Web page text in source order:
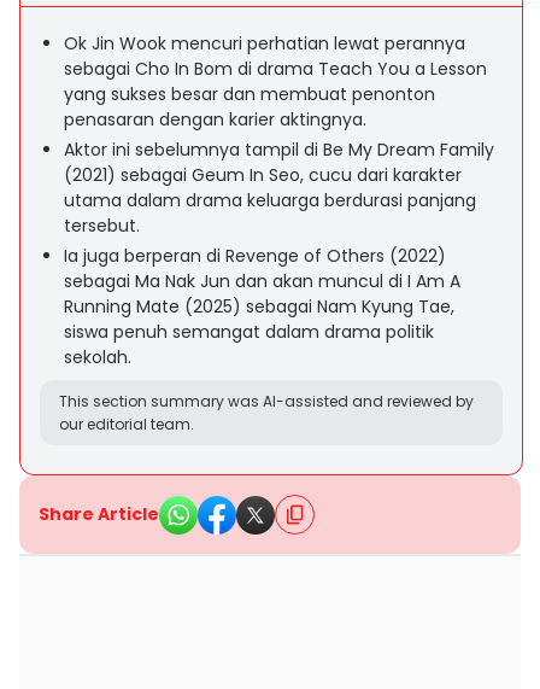
Ok Jin Wook mencuri perhatian lewat perannya
sebagai Cho In Bom di drama Teach You a Lesson
yang sukses besar dan membuat penonton
penasaran dengan karier aktingnya.
Aktor ini sebelumnya tampil di Be My Dream Family
(2021) sebagai Geum In Seo, cucu dari karakter
utama dalam drama keluarga berdurasi panjang
tersebut.
Ia juga berperan di Revenge of Others (2022)
sebagai Ma Nak Jun dan akan muncul di I Am A
Running Mate (2025) sebagai Nam Kyung Tae,
siswa penuh semangat dalam drama politik
sekolah.
This section summary was AI-assisted and reviewed by
our editorial team.
Share Article